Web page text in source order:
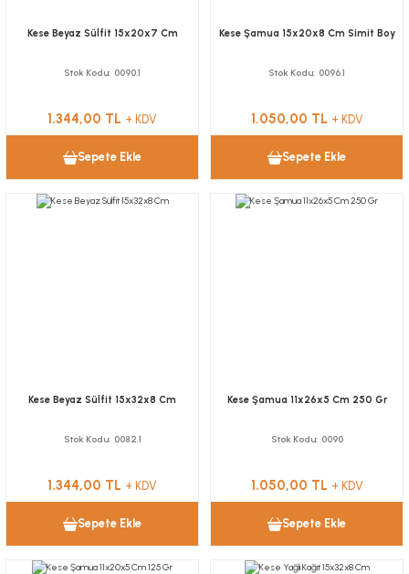
Kese Beyaz Sülfit 15x20x7 Cm
Stok Kodu 0090.1
1.344,00 TL + KDV
Sepete Ekle
Kese Şamua 15x20x8 Cm Simit Boy
Stok Kodu 0096.1
1.050,00 TL + KDV
Sepete Ekle
Kese Beyaz Sülfit 15x32x8 Cm
Stok Kodu 0082.1
1.344,00 TL + KDV
Sepete Ekle
Kese Şamua 11x26x5 Cm 250 Gr
Stok Kodu 0090
1.050,00 TL + KDV
Sepete Ekle